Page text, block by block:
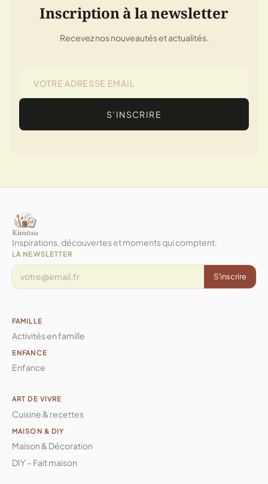
Inscription à la newsletter
Recevez nos nouveautés et actualités.
S’INSCRIRE
Inspirations, découvertes et moments qui comptent.
LA NEWSLETTER
S'inscrire
FAMILLE
Activités en famille
ENFANCE
Enfance
ART DE VIVRE
Cuisine & recettes
MAISON & DIY
Maison & Décoration
DIY – Fait maison